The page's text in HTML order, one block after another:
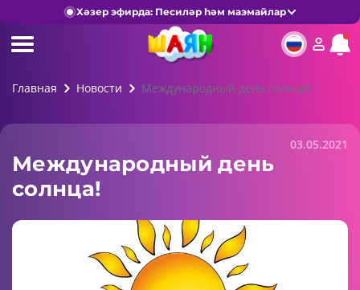
Хәзер эфирда: Песиләр һәм маэмайлар
Главная Новости Международный день солнца!
03.05.2021
Международный день
солнца!